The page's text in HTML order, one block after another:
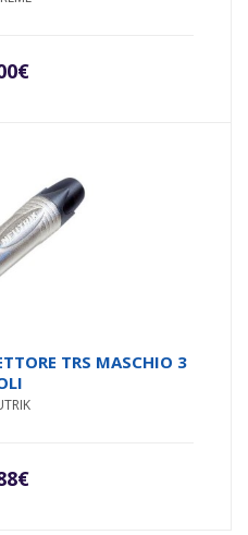
€
TRS MASCHIO 3
€